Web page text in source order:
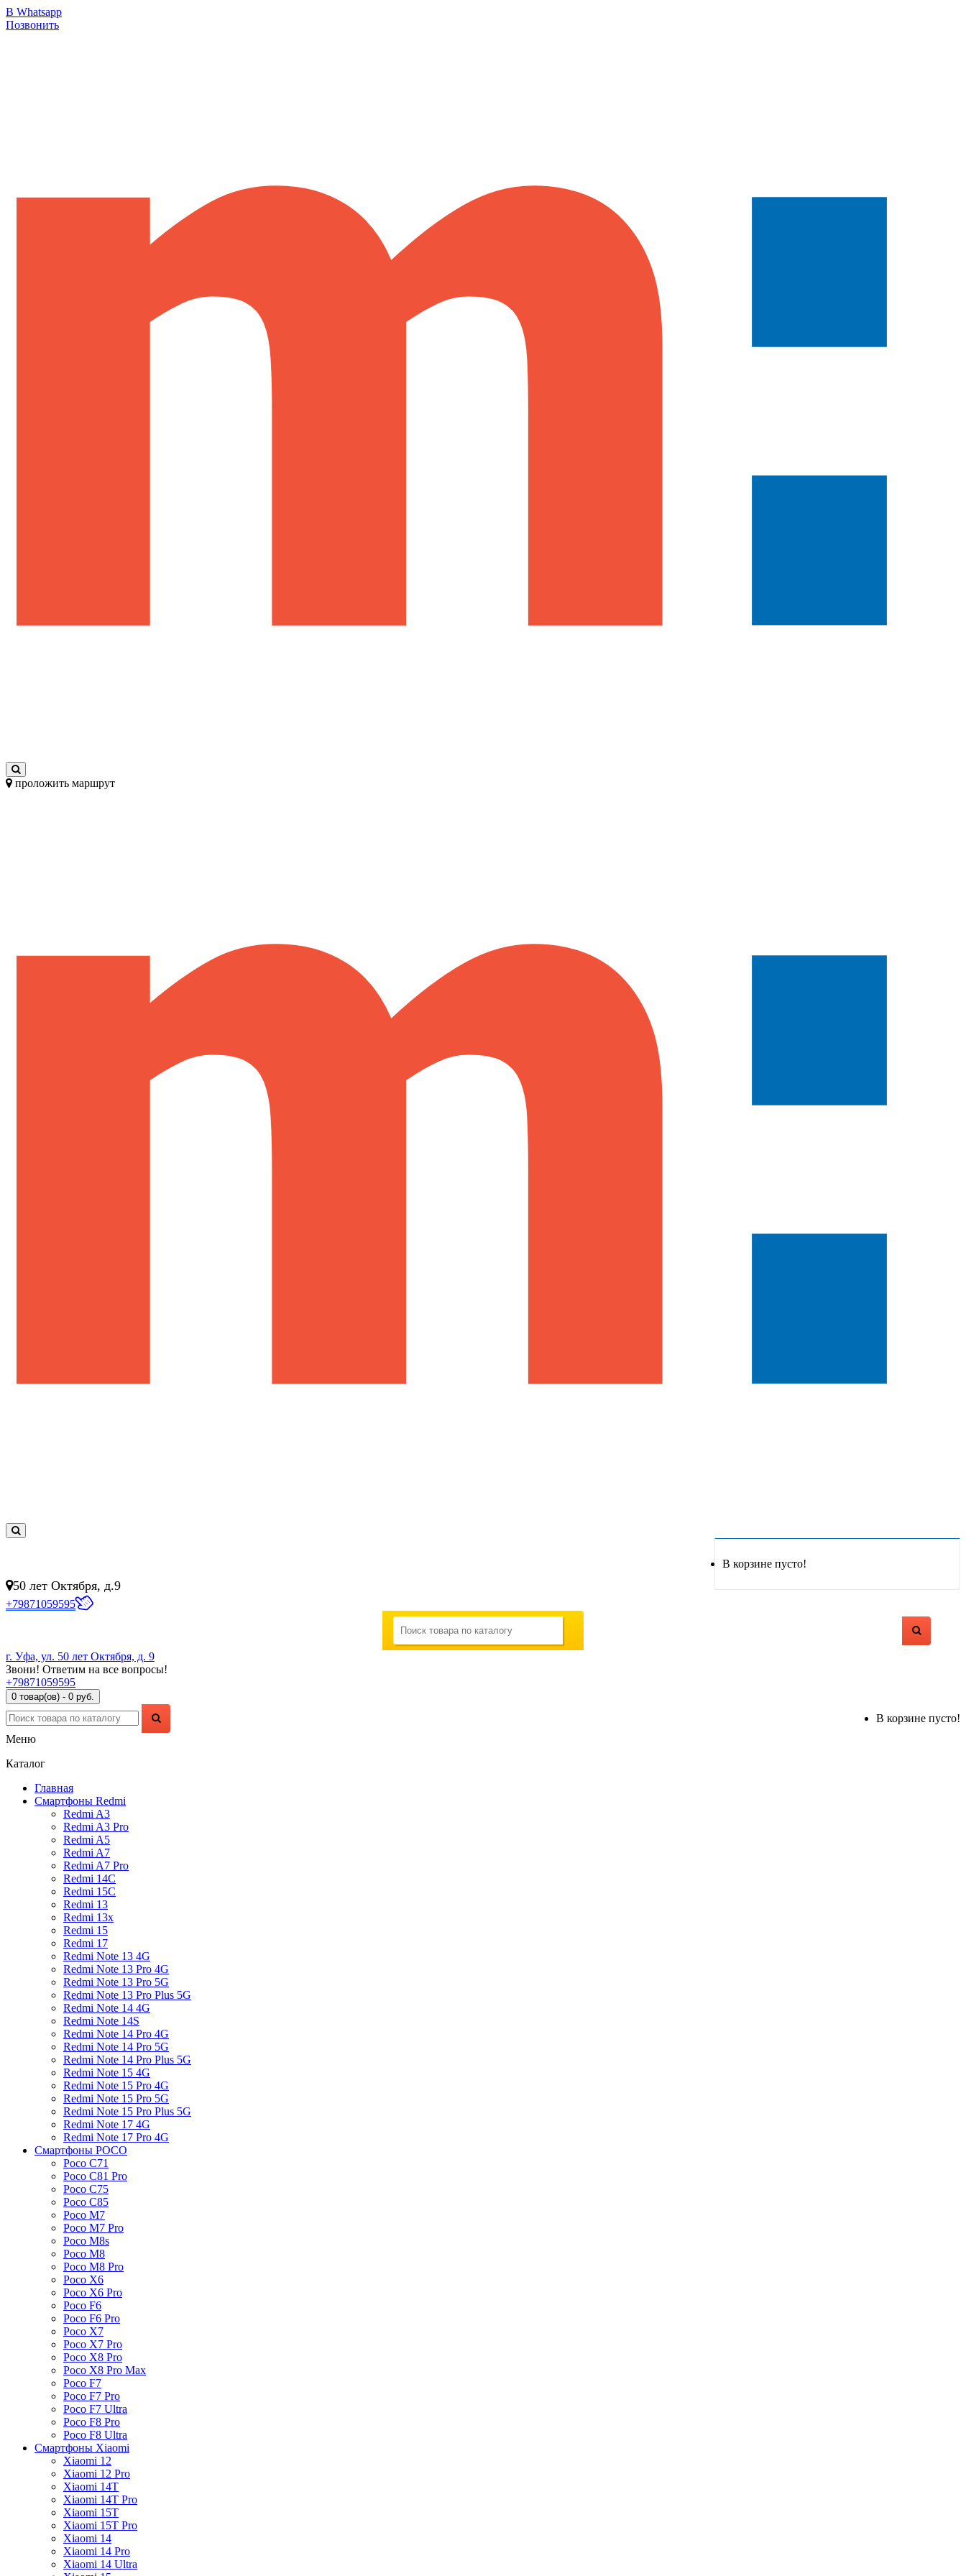
В Whatsapp
Позвонить
проложить маршрут
В корзине пусто!
50 лет Октября, д.9
+79871059595
г. Уфа, ул. 50 лет Октября, д. 9
Звони! Ответим на все вопросы!
+79871059595
0 товар(ов) - 0 руб.
В корзине пусто!
Меню
Каталог
Главная
Смартфоны Redmi
Redmi A3
Redmi A3 Pro
Redmi A5
Redmi A7
Redmi A7 Pro
Redmi 14C
Redmi 15C
Redmi 13
Redmi 13x
Redmi 15
Redmi 17
Redmi Note 13 4G
Redmi Note 13 Pro 4G
Redmi Note 13 Pro 5G
Redmi Note 13 Pro Plus 5G
Redmi Note 14 4G
Redmi Note 14S
Redmi Note 14 Pro 4G
Redmi Note 14 Pro 5G
Redmi Note 14 Pro Plus 5G
Redmi Note 15 4G
Redmi Note 15 Pro 4G
Redmi Note 15 Pro 5G
Redmi Note 15 Pro Plus 5G
Redmi Note 17 4G
Redmi Note 17 Pro 4G
Смартфоны POCO
Poco C71
Poco C81 Pro
Poco C75
Poco C85
Poco M7
Poco M7 Pro
Poco M8s
Poco M8
Poco M8 Pro
Poco X6
Poco X6 Pro
Poco F6
Poco F6 Pro
Poco X7
Poco X7 Pro
Poco X8 Pro
Poco X8 Pro Max
Poco F7
Poco F7 Pro
Poco F7 Ultra
Poco F8 Pro
Poco F8 Ultra
Смартфоны Xiaomi
Xiaomi 12
Xiaomi 12 Pro
Xiaomi 14T
Xiaomi 14T Pro
Xiaomi 15T
Xiaomi 15T Pro
Xiaomi 14
Xiaomi 14 Pro
Xiaomi 14 Ultra